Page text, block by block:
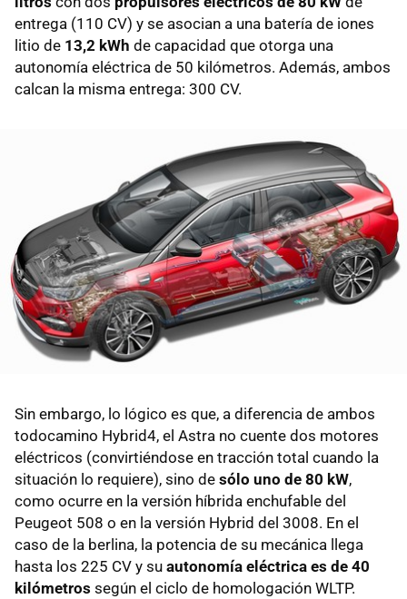
entrega (110 CV) y se asocian a una batería de iones
litio de 13,2 kWh de capacidad que otorga una
autonomía eléctrica de 50 kilómetros. Además, ambos
calcan la misma entrega: 300 CV.
Sin embargo, lo lógico es que, a diferencia de ambos
todocamino Hybrid4, el Astra no cuente dos motores
eléctricos (convirtiéndose en tracción total cuando la
situación lo requiere), sino de sólo uno de 80 kW,
como ocurre en la versión híbrida enchufable del
Peugeot 508 o en la versión Hybrid del 3008. En el
caso de la berlina, la potencia de su mecánica llega
hasta los 225 CV y su autonomía eléctrica es de 40
kilómetros según el ciclo de homologación WLTP.